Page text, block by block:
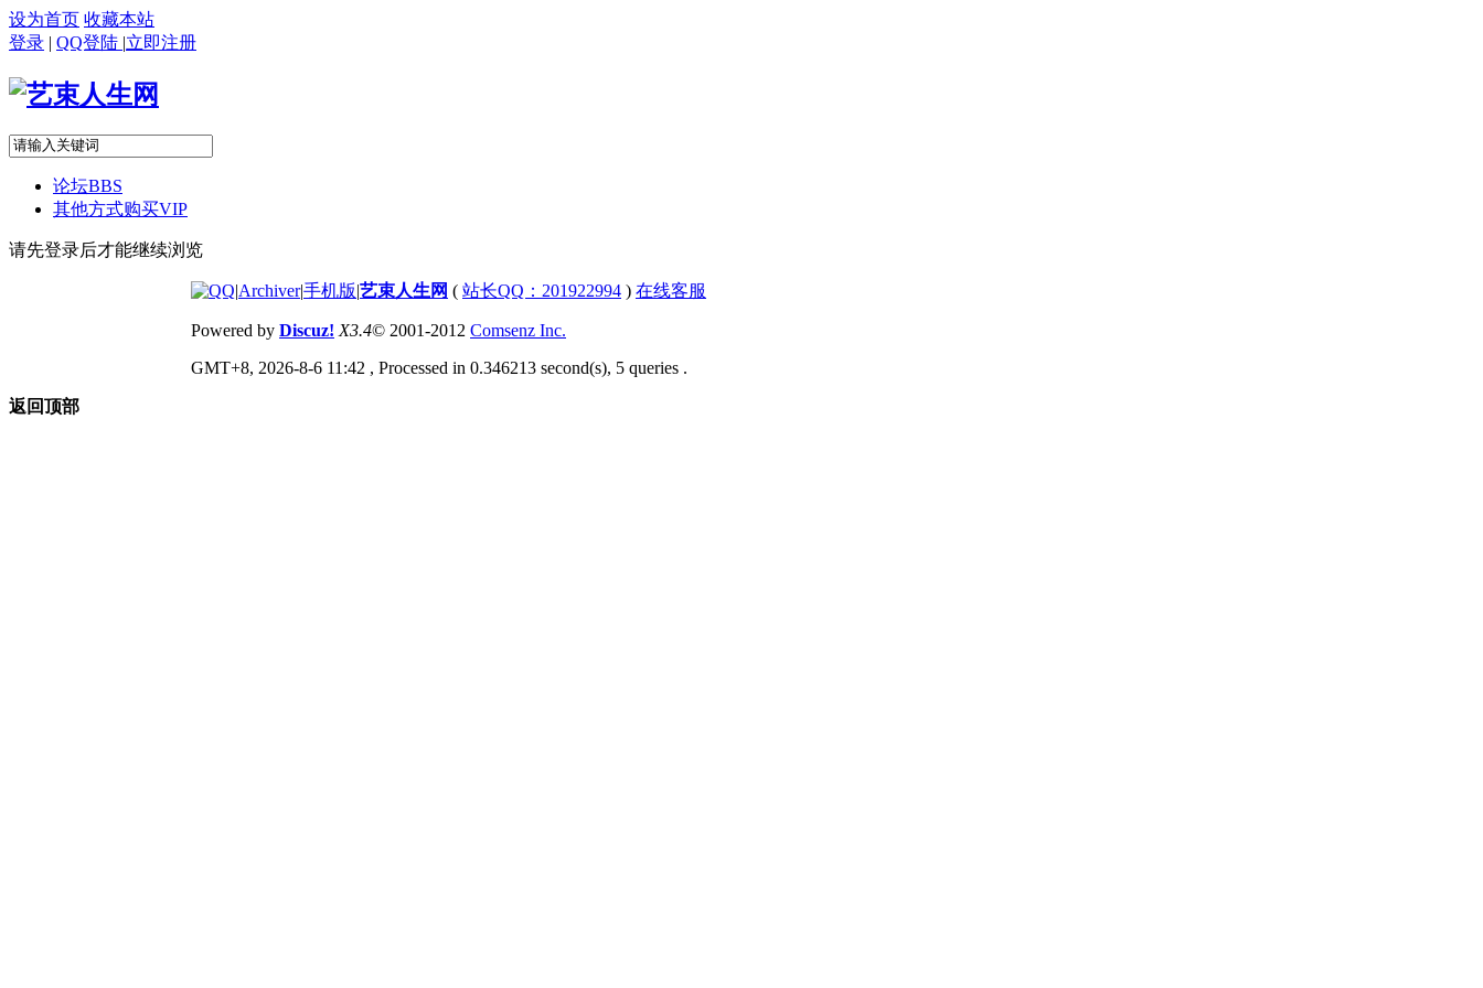
设为首页 收藏本站
登录 | QQ登陆 |立即注册
论坛BBS
其他方式购买VIP
请先登录后才能继续浏览
|Archiver|手机版|艺束人生网 ( 站长QQ：201922994 ) 在线客服
Powered by Discuz! X3.4© 2001-2012 Comsenz Inc.
GMT+8, 2026-8-6 11:42 , Processed in 0.346213 second(s), 5 queries .
返回顶部